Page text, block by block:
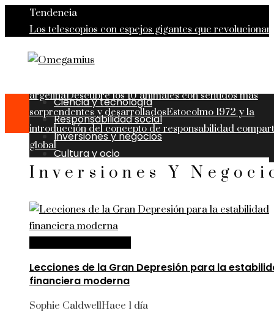
Tendencia
Los telescopios con espejos gigantes que
financiera moderna
argelinaDescubre los 10 animales con sentidos más
sorprendentes y desarrolladosEstocolmo 1972 y la
introducción del concepto de responsabilidad
global
Ciencia y tecnología
Responsabilidad social
Inversiones y negocios
Cultura y ocio
Inversiones Y
Lecciones de la Gran Depresión para la
financiera moderna
Sophie CaldwellHace 1 día